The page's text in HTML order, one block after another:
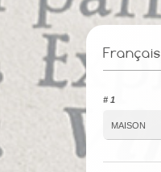
Français
# 1
maison